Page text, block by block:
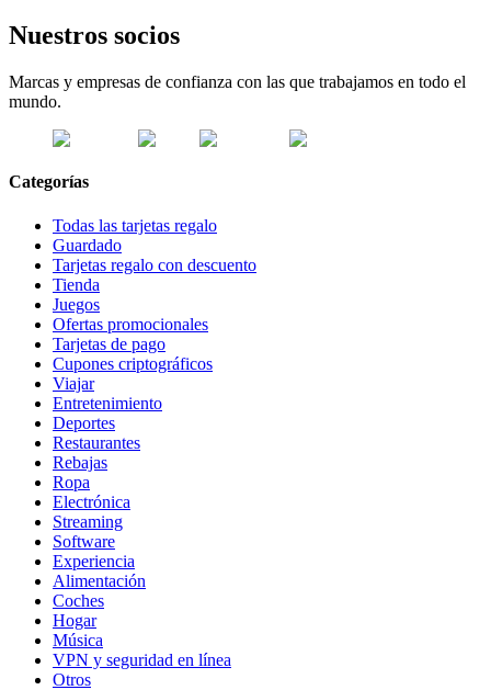
Nuestros socios
Marcas y empresas de confianza con las que trabajamos en todo el
mundo.
Categorías
Todas las tarjetas regalo
Guardado
Tarjetas regalo con descuento
Tienda
Juegos
Ofertas promocionales
Tarjetas de pago
Cupones criptográficos
Viajar
Entretenimiento
Deportes
Restaurantes
Rebajas
Ropa
Electrónica
Streaming
Software
Experiencia
Alimentación
Coches
Hogar
Música
VPN y seguridad en línea
Otros